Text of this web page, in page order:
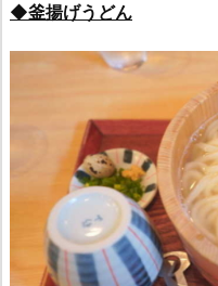
◆釜揚げうどん